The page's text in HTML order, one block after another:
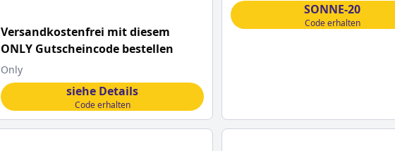
Versandkostenfrei mit diesem
ONLY Gutscheincode bestellen
Only
siehe Details
Code erhalten
SONNE-20
Code erhalten